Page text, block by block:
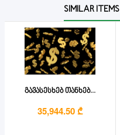
SIMILAR ITEMS
გავასესხებ თანხებ...
35,944.50 ₾